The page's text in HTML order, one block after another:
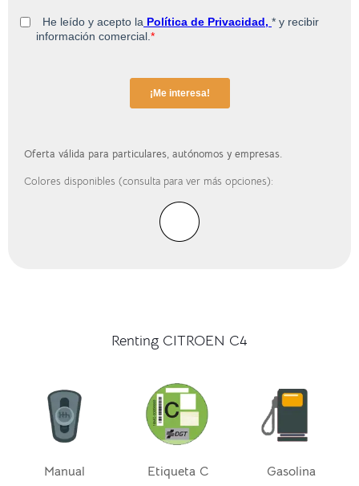
Oferta válida para particulares, autónomos y empresas.
Colores disponibles (consulta para ver más opciones):
Renting CITROEN C4
Manual Etiqueta C Gasolina